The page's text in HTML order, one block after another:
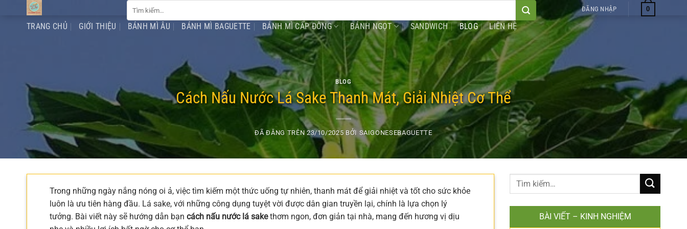
kiếm:
ĐĂNG NHẬP 0
TRANG CHỦ GIỚI THIỆU BÁNH MÌ ÂU BÁNH MÌ BAGUETTE BÁNH MÌ CẤP ĐÔNG BÁNH NGỌT SANDWICH BLOG LIÊN HỆ
BLOG
Cách Nấu Nước Lá Sake Thanh Mát, Giải Nhiệt Cơ Thể
ĐÃ ĐĂNG TRÊN 23/10/2025 BỞI SAIGONESEBAGUETTE
Trong những ngày nắng nóng oi ả, việc tìm kiếm một thức uống tự nhiên, thanh mát để giải nhiệt và tốt cho sức khỏe
luôn là ưu tiên hàng đầu. Lá sake, với những công dụng tuyệt vời được dân gian truyền lại, chính là lựa chọn lý
tưởng. Bài viết này sẽ hướng dẫn bạn cách nấu nước lá sakethơm ngon, đơn giản tại nhà, mang đến hương vị dịu
BÀI VIẾT – KINH NGHIỆM